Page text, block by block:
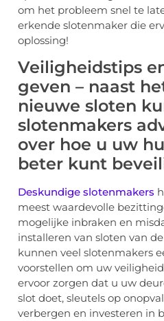
om het probleem snel te
erkende slotenmaker die
oplossing!
Veiligheidstips
geven – naast
nieuwe sloten
slotenmakers
over hoe u uw
beter kunt
Deskundige slotenmakers
meest waardevolle
mogelijke inbraken en
installeren van sloten van
kunnen veel slotenmakers
voorstellen om uw
ervoor zorgen dat u uw
slot doet, sleutels op
verbergen en investeren in